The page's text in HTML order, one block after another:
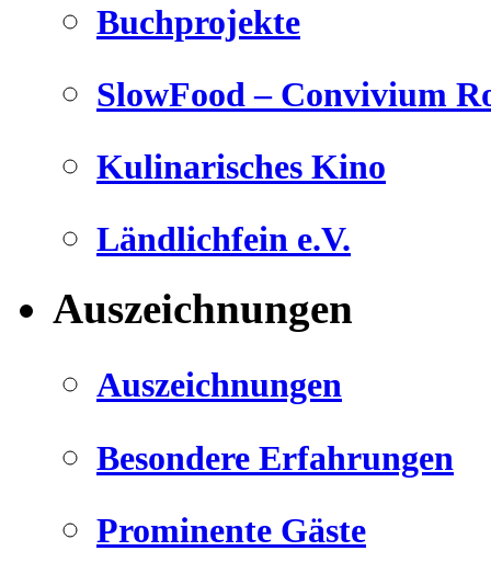
Buchprojekte
SlowFood – Convivium
Kulinarisches Kino
Ländlichfein e.V.
Auszeichnungen
Auszeichnungen
Besondere Erfahrungen
Prominente Gäste